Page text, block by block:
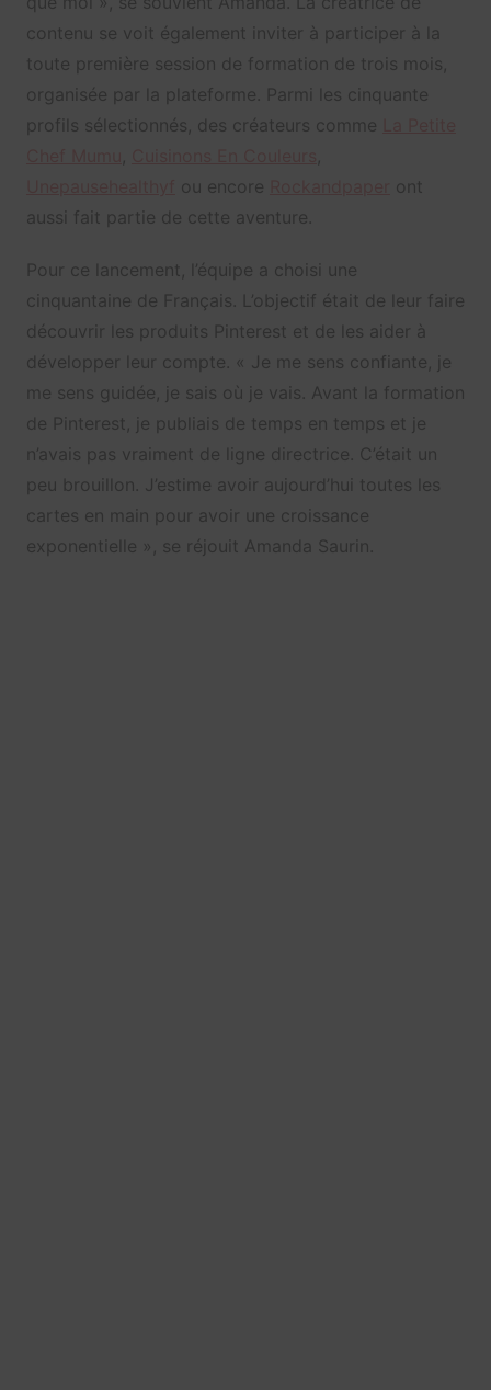
contenu se voit également inviter à participer à la
toute première session de formation de trois mois,
organisée par la plateforme. Parmi les cinquante
profils sélectionnés, des créateurs comme
ou encore
ont
aussi fait partie de cette aventure.
Pour ce lancement, l’équipe a choisi une
cinquantaine de Français. L’objectif était de leur faire
découvrir les produits Pinterest et de les aider à
développer leur compte. « Je me sens confiante, je
me sens guidée, je sais où je vais. Avant la formation
de Pinterest, je publiais de temps en temps et je
n’avais pas vraiment de ligne directrice. C’était un
peu brouillon. J’estime avoir aujourd’hui toutes les
cartes en main pour avoir une croissance
exponentielle », se réjouit Amanda Saurin.